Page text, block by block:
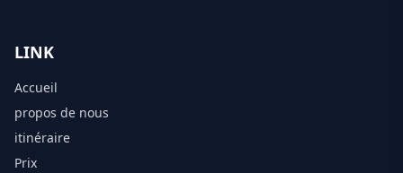
LINK
Accueil
propos de nous
itinéraire
Prix